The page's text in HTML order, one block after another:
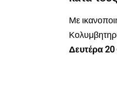
Με
Δευτέρα